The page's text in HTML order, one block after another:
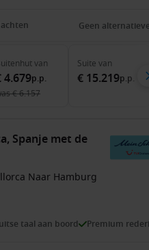
Geen
van
4.679p.p.
€ 6.157
Suite van
€ 15.219p.p.
Spanje met de
Naar Hamburg
taal aan boord Premium